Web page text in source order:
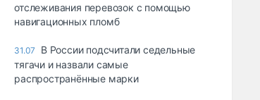
отслеживания перевозок с помощью
навигационных пломб
31.07
В России подсчитали седельные
тягачи и назвали самые
распространённые марки